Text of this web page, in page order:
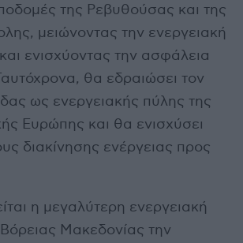
της Ρεβυθούσας και της
μειώνοντας την ενεργειακή
ενισχύοντας την ασφάλεια
θα εδραιώσει τον
ως ενεργειακής πύλης της
Ευρώπης και θα ενισχύσει
διακίνησης ενέργειας προς
η μεγαλύτερη ενεργειακή
Μακεδονίας την